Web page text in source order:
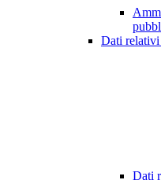
Dati relativi
Dati